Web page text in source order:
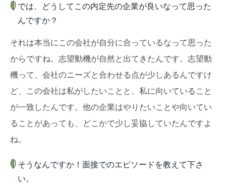
では、どうしてこの内定先の企業が良いなって思った
んですか？
それは本当にこの会社が自分に合っているなって思った
からですね。志望動機が自然と出てきたんです。志望動
機って、会社のニーズと合わせる点が少しあるんですけ
ど、この会社は私がしたいことと、私に向いていること
が一致したんです。他の企業はやりたいことや向いてい
ることがあっても、どこかで少し妥協していたんですよ
ね。
そうなんですか！面接でのエピソードを教えて下さ
い。